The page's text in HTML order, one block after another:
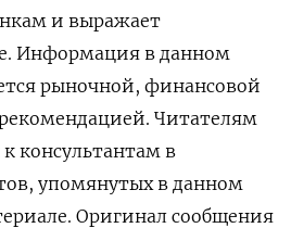
и выражает
Информация в данном
рыночной, финансовой
Читателям
консультантам в
упомянутых в данном
Оригинал сообщения